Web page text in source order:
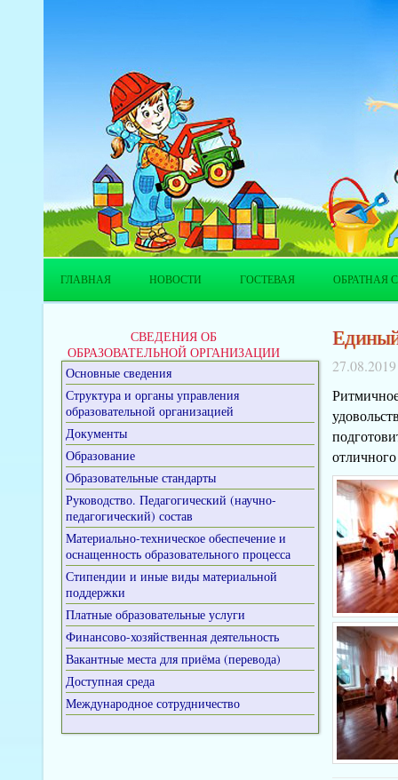
ГЛАВНАЯ НОВОСТИ ГОСТЕВАЯ ОБРАТНАЯ
СВЕДЕНИЯ ОБ
ОБРАЗОВАТЕЛЬНОЙ ОРГАНИЗАЦИИ
Основные сведения
Структура и органы управления
образовательной организацией
Документы
Образование
Образовательные стандарты
Руководство. Педагогический (научно-
педагогический) состав
Материально-техническое обеспечение и
оснащенность образовательного процесса
Стипендии и иные виды материальной
поддержки
Платные образовательные услуги
Финансово-хозяйственная деятельность
Вакантные места для приёма (перевода)
Доступная среда
Международное сотрудничество
27.08.2019